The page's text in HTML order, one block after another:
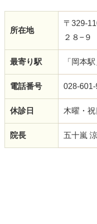
所在地
〒329-
２８−９
最寄り駅 「岡本
電話番号 028-601-
休診日 木曜・祝
院長 五十嵐 涼